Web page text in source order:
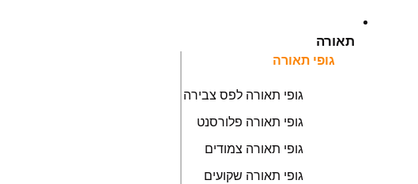
תאורה
גופי תאורה
גופי תאורה לפס צבירה
גופי תאורה פלורסנט
גופי תאורה צמודים
גופי תאורה שקועים